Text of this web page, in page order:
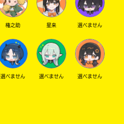
権之助 星来 選べません
選べません 選べません 選べません